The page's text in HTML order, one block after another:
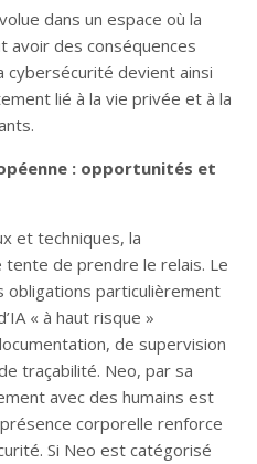
dans un espace où la
avoir des conséquences
cybersécurité devient ainsi
lié à la vie privée et à la
: opportunités et
et techniques, la
de prendre le relais. Le
particulièrement
« à haut risque »
de supervision
traçabilité. Neo, par sa
avec des humains est
corporelle renforce
Si Neo est catégorisé